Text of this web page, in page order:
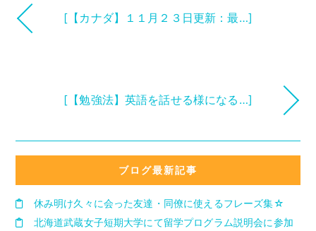
[【カナダ】１１月２３日更新：最…]
[【勉強法】英語を話せる様になる…]
ブログ最新記事
休み明け久々に会った友達・同僚に使えるフレーズ集☆
北海道武蔵女子短期大学にて留学プログラム説明会に参加